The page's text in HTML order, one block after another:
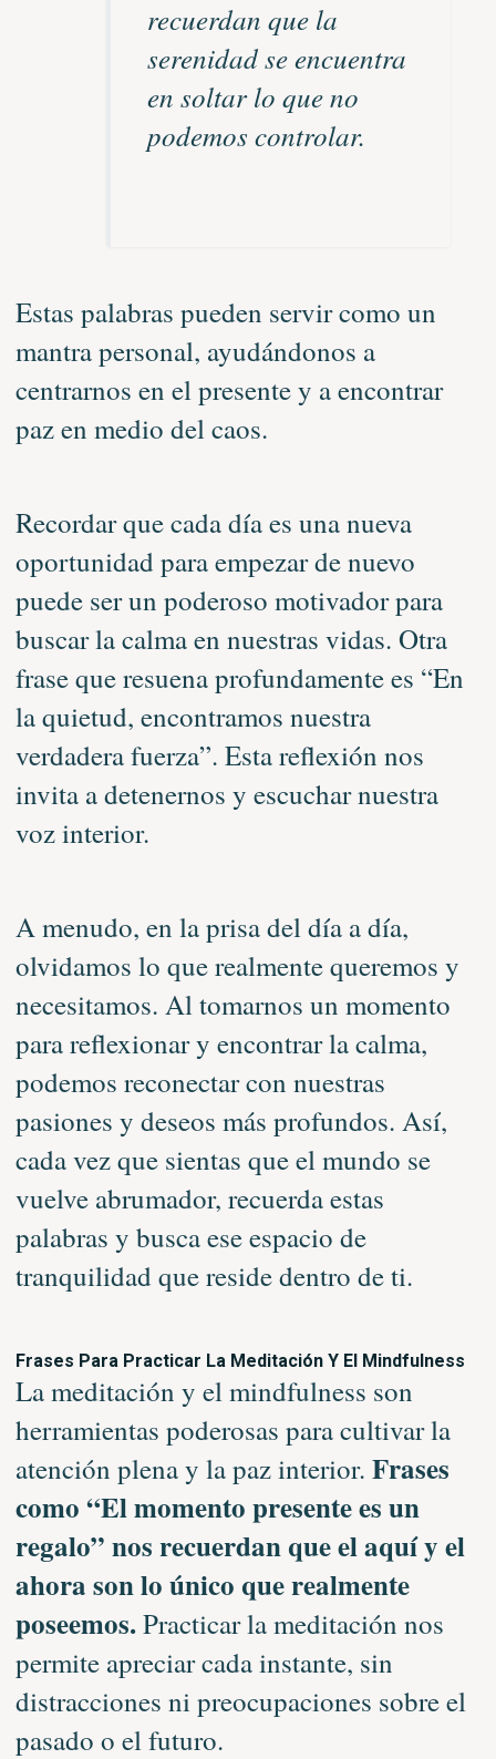
recuerdan que la
serenidad se encuentra
en soltar lo que no
podemos controlar.
Estas palabras pueden servir como un
mantra personal, ayudándonos a
centrarnos en el presente y a encontrar
paz en medio del caos.
Recordar que cada día es una nueva
oportunidad para empezar de nuevo
puede ser un poderoso motivador para
buscar la calma en nuestras vidas. Otra
frase que resuena profundamente es “En
la quietud, encontramos nuestra
verdadera fuerza”. Esta reflexión nos
invita a detenernos y escuchar nuestra
voz interior.
A menudo, en la prisa del día a día,
olvidamos lo que realmente queremos y
necesitamos. Al tomarnos un momento
para reflexionar y encontrar la calma,
podemos reconectar con nuestras
pasiones y deseos más profundos. Así,
cada vez que sientas que el mundo se
vuelve abrumador, recuerda estas
palabras y busca ese espacio de
tranquilidad que reside dentro de ti.
Frases Para Practicar La Meditación Y El Mindfulness
La meditación y el mindfulness son
herramientas poderosas para cultivar la
atención plena y la paz interior. Frases
como “El momento presente es un
regalo” nos recuerdan que el aquí y el
ahora son lo único que realmente
poseemos.Practicar la meditación nos
permite apreciar cada instante, sin
distracciones ni preocupaciones sobre el
pasado o el futuro.